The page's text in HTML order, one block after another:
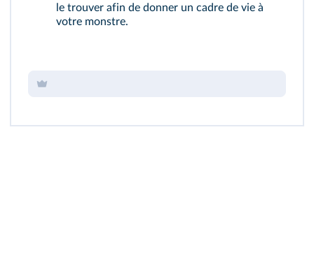
le trouver afin de donner un cadre de vie à
votre monstre.